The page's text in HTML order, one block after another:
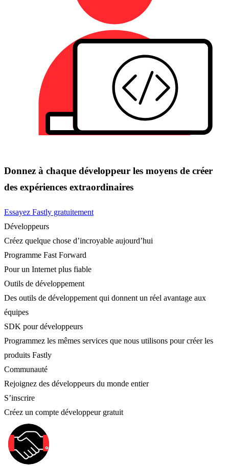
Donnez à chaque développeur les moyens de créer
des expériences extraordinaires
Essayez Fastly gratuitement
Développeurs
Créez quelque chose d’incroyable aujourd’hui
Programme Fast Forward
Pour un Internet plus fiable
Outils de développement
Des outils de développement qui donnent un réel avantage aux
équipes
SDK pour développeurs
Programmez les mêmes services que nous utilisons pour créer les
produits Fastly
Communauté
Rejoignez des développeurs du monde entier
S’inscrire
Créez un compte développeur gratuit